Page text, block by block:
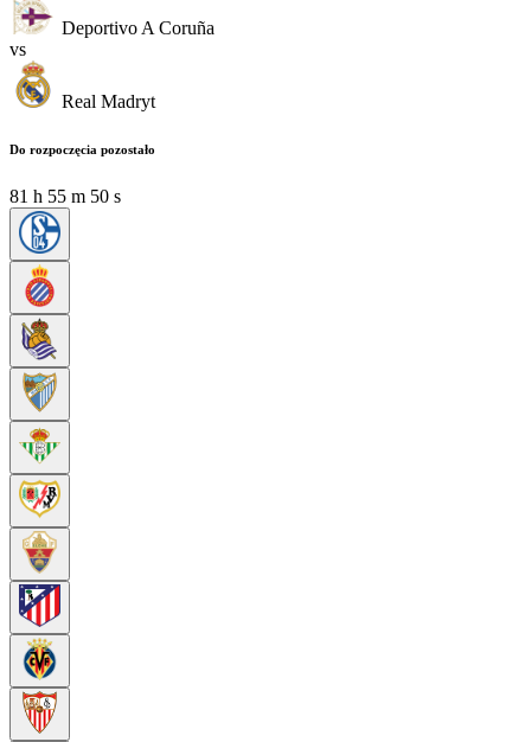
Deportivo A Coruña
vs
Real Madryt
Do rozpoczęcia pozostało
81 h 55 m 49 s